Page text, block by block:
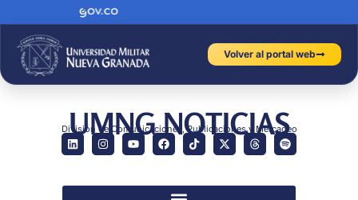
Volver al portal web
UMNG NOTICIAS
División de Comunicaciones, Publicaciones y Mercadeo